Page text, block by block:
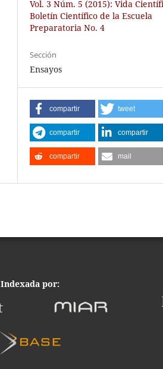
Vol. 3 Núm. 5 (2015): Vida
Boletín Científico de la Escuela
Preparatoria No. 4
Sección
Ensayos
compartir tweet
compartir compartir
compartir mail
Indexada por: